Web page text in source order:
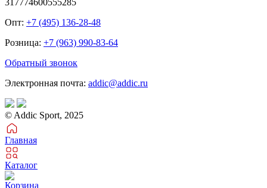
Опт: +7 (495) 136-28-48
Розница: +7 (963) 990-83-64
Обратный звонок
Электронная почта: addic@addic.ru
© Addic Sport, 2025
Главная
Каталог
Корзина